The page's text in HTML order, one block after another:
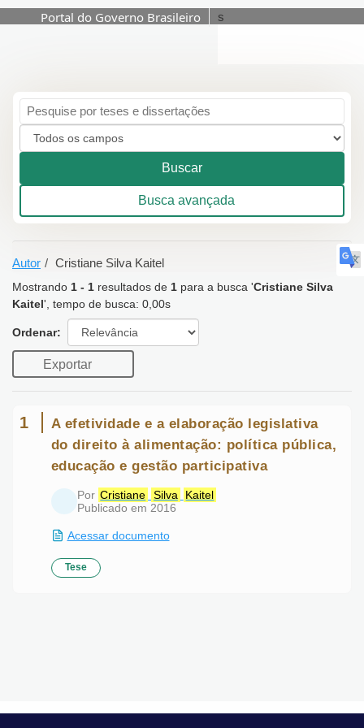
Portal do Governo Brasileiro s
Mostrando
Buscar
Busca avançada
Autor Cristiane Silva Kaitel
Mostrando1 - 1 resultados de1para a busca 'Cristiane Silva
Kaitel' , tempo de busca: 0,00s
Ordenar:
Exportar
1
A efetividade e a elaboração legislativa
do direito à alimentação: política
pública, educação e gestão
participativa
Por Cristiane Silva
Publicado em 2016
Acessar documento